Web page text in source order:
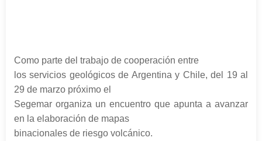
Como parte del trabajo de cooperación entre
los servicios geológicos de Argentina y Chile, del 19 al
29 de marzo próximo el
Segemar organiza un encuentro que apunta a avanzar
en la elaboración de mapas
binacionales de riesgo volcánico.